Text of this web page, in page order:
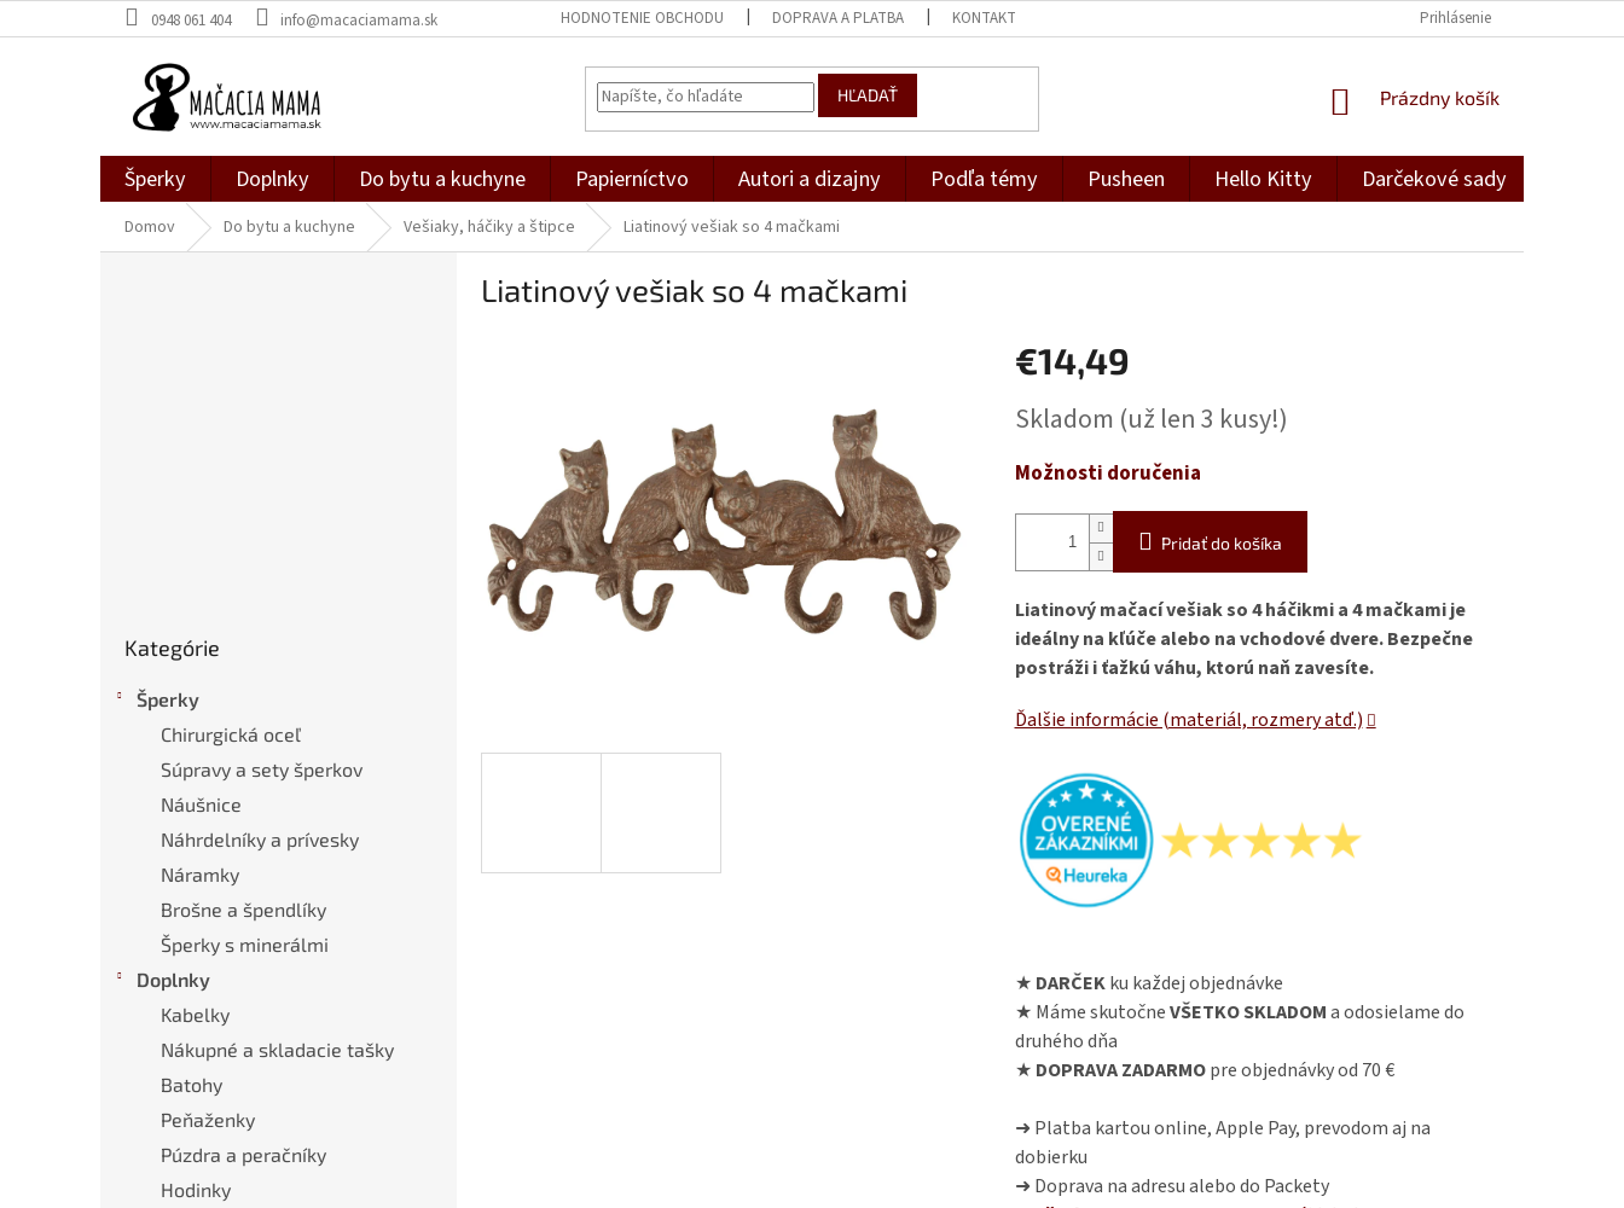
na
0948 061 404 info@macaciamama.sk HODNOTENIE OBCHODU DOPRAVA A PLATBA KONTAKT Prihlásenie
HĽADAŤ
NÁKUPNÝ
Prázdny košík
Šperky Doplnky Do bytu a kuchyne Papierníctvo Autori a dizajny Podľa témy Pusheen Hello Kitty Darčekové sady
Domov Do bytu a kuchyne Vešiaky, háčiky a štipce Liatinový vešiak so 4 mačkami
kategórie
Kategórie
Šperky
Chirurgická oceľ
Súpravy a sety šperkov
Náušnice
Náhrdelníky a prívesky
Náramky
Brošne a špendlíky
Šperky s minerálmi
Doplnky
Kabelky
Nákupné a skladacie tašky
Batohy
Peňaženky
Púzdra a peračníky
Hodinky
Liatinový vešiak so 4 mačkami
€14,49
cena:
Skladom (už len 3 kusy!)
Možnosti doručenia
Pridať do košíka
Liatinový mačací vešiak so 4 háčikmi a 4 mačkami je
ideálny na kľúče alebo na vchodové dvere. Bezpečne
postráži i ťažkú váhu, ktorú naň zavesíte.
Ďalšie informácie (materiál, rozmery atď.)
★ DARČEKku každej objednávke
★ Máme skutočneVŠETKO SKLADOMa odosielame do
druhého dňa
★ DOPRAVA ZADARMOpre objednávky od 70 €
➜ Platba kartou online, Apple Pay, prevodom aj na
dobierku
➜ Doprava na adresu alebo do Packety